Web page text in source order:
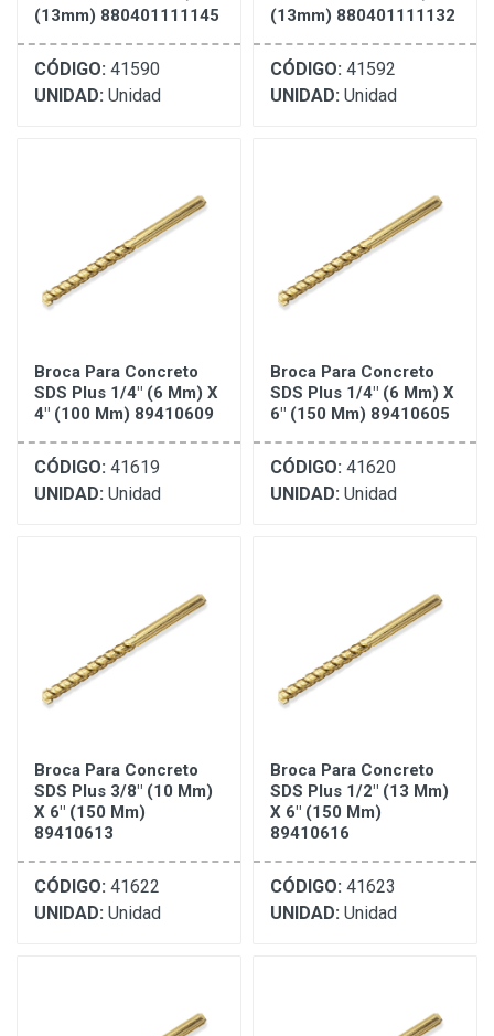
(13mm) 880401111145
CÓDIGO: 41590
UNIDAD: Unidad
(13mm) 880401111132
CÓDIGO: 41592
UNIDAD: Unidad
Broca Para Concreto
SDS Plus 1/4" (6 Mm) X
4" (100 Mm) 89410609
CÓDIGO: 41619
UNIDAD: Unidad
Broca Para Concreto
SDS Plus 1/4" (6 Mm) X
6" (150 Mm) 89410605
CÓDIGO: 41620
UNIDAD: Unidad
Broca Para Concreto
SDS Plus 3/8" (10 Mm)
X 6" (150 Mm)
89410613
CÓDIGO: 41622
UNIDAD: Unidad
Broca Para Concreto
SDS Plus 1/2" (13 Mm)
X 6" (150 Mm)
89410616
CÓDIGO: 41623
UNIDAD: Unidad